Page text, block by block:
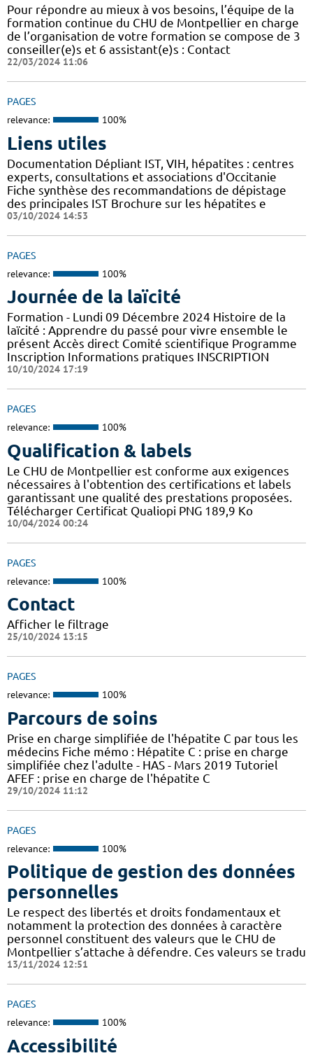
Pour répondre au mieux à vos besoins, l’équipe de la
formation continue du CHU de Montpellier en charge
de l’organisation de votre formation se compose de 3
conseiller(e)s et 6 assistant(e)s : Contact
22/03/2024 11:06
PAGES
relevance: 100%
Liens utiles
Documentation Dépliant IST, VIH, hépatites : centres
experts, consultations et associations d'Occitanie
Fiche synthèse des recommandations de dépistage
des principales IST Brochure sur les hépatites e
03/10/2024 14:53
PAGES
relevance: 100%
Journée de la laïcité
Formation - Lundi 09 Décembre 2024 Histoire de la
laïcité : Apprendre du passé pour vivre ensemble le
présent Accès direct Comité scientifique Programme
Inscription Informations pratiques ​INSCRIPTION
10/10/2024 17:19
PAGES
relevance: 100%
Qualification & labels
Le CHU de Montpellier est conforme aux exigences
nécessaires à l'obtention des certifications et labels
garantissant une qualité des prestations proposées.
Télécharger Certificat Qualiopi PNG 189,9 Ko
10/04/2024 00:24
PAGES
relevance: 100%
Contact
Afficher le filtrage
25/10/2024 13:15
PAGES
relevance: 100%
Parcours de soins
Prise en charge simplifiée de l'hépatite C par tous les
médecins Fiche mémo : Hépatite C : prise en charge
simplifiée chez l'adulte - HAS - Mars 2019 Tutoriel
AFEF : prise en charge de l'hépatite C
29/10/2024 11:12
PAGES
relevance: 100%
Politique de gestion des données
personnelles
Le respect des libertés et droits fondamentaux et
notamment la protection des données à caractère
personnel constituent des valeurs que le CHU de
Montpellier s’attache à défendre. Ces valeurs se tradu
13/11/2024 12:51
PAGES
relevance: 100%
Accessibilité